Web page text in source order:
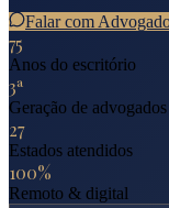
Falar com
75
Anos do escritório
3ª
Geração de advogados
27
Estados atendidos
100%
Remoto & digital